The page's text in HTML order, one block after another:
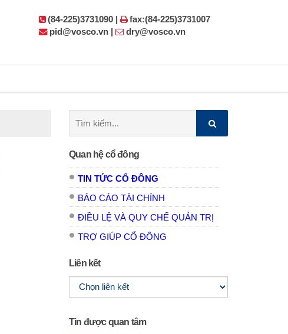
(84-225)3731090 |
fax:(84-225)3731007
pid@vosco.vn |
dry@vosco.vn
kiếm:
Quan hệ cổ đông
TIN TỨC CỔ ĐÔNG
BÁO CÁO TÀI CHÍNH
ĐIỀU LỆ VÀ QUY CHẾ QUẢN TRỊ
TRỢ GIÚP CỔ ĐÔNG
Liên kết
Tin được quan tâm